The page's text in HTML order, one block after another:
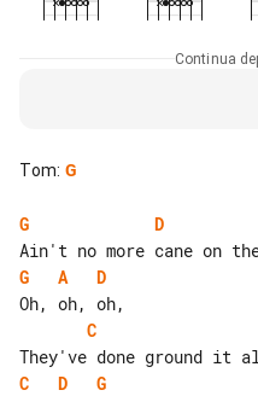
Continua
Tom: G
G D
G
A
D
C
C
D
G